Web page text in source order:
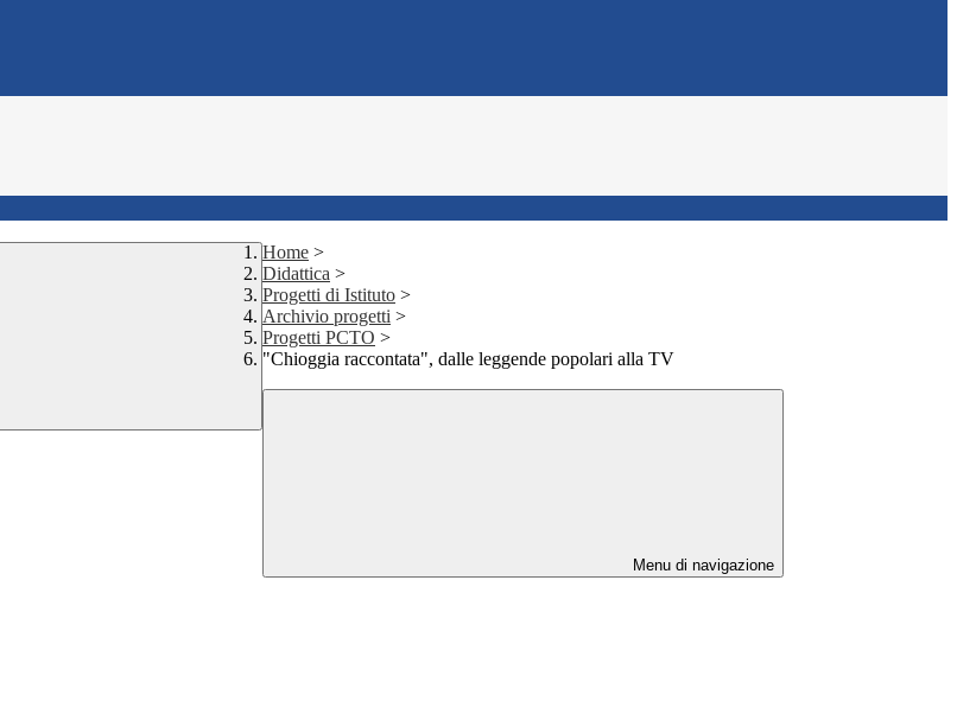
Home >
Didattica >
Progetti di Istituto >
Archivio progetti >
Progetti PCTO >
"Chioggia raccontata", dalle leggende popolari alla TV
Menu di navigazione